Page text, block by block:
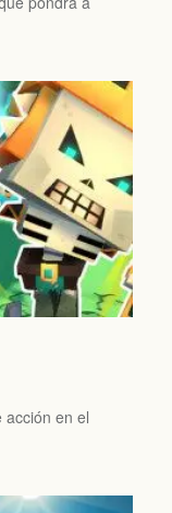
acción en el